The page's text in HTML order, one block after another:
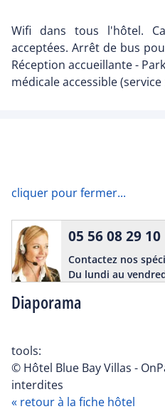
Wifi dans tous l'hôtel.
acceptées. Arrêt de bus
Réception accueillante -
médicale accessible
cliquer pour fermer...
Diaporama
05 56 08 29 10
Contactez nos
Du lundi au
tools:
© Hôtel Blue Bay Villas -
interdites
« retour à la fiche hôtel